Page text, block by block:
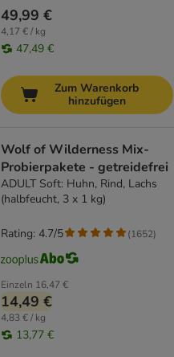
49,99 €
4,17 € / kg
47,49 €
Zum Warenkorb
hinzufügen
Wolf of Wilderness Mix-
Probierpakete - getreidefrei
ADULT Soft: Huhn, Rind, Lachs
(halbfeucht, 3 x 1 kg)
Einzeln 16,47 €
14,49 €
4,83 € / kg
13,77 €
Rating: 4.7/5 (1652)